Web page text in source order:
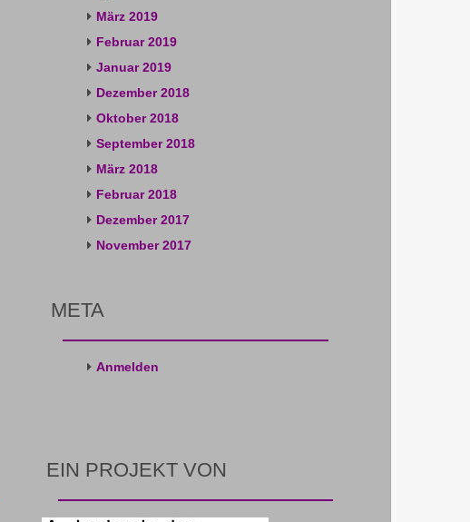
März 2019
Februar 2019
Januar 2019
Dezember 2018
Oktober 2018
September 2018
März 2018
Februar 2018
Dezember 2017
November 2017
META
Anmelden
EIN PROJEKT VON